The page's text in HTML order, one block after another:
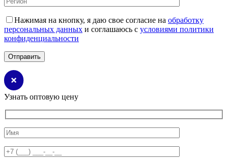
Нажимая на кнопку, я даю свое согласие на обработку
персональных данных и соглашаюсь с условиями политики
конфиденциальности
Узнать оптовую цену